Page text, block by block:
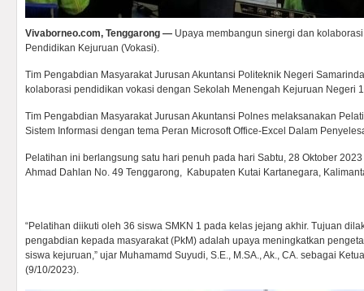
Vivaborneo.com, Tenggarong — Upaya membangun sinergi dan
Pendidikan Kejuruan (Vokasi).
Tim Pengabdian Masyarakat Jurusan Akuntansi Politeknik Negeri
kolaborasi pendidikan vokasi dengan Sekolah Menengah Kejuruan Negeri
Tim Pengabdian Masyarakat Jurusan Akuntansi Polnes melaksanakan
Sistem Informasi dengan tema Peran Microsoft Office-Excel Dalam
Pelatihan ini berlangsung satu hari penuh pada hari Sabtu, 28 Oktober
Ahmad Dahlan No. 49 Tenggarong, Kabupaten Kutai Kartanegara,
“Pelatihan diikuti oleh 36 siswa SMKN 1 pada kelas jejang akhir. Tujuan
pengabdian kepada masyarakat (PkM) adalah upaya meningkatkan
siswa kejuruan,” ujar Muhamamd Suyudi, S.E., M.SA., Ak., CA. sebagai
(9/10/2023).